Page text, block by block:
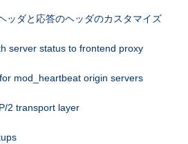
ッダと応答のヘッダのカスタマイズ
server status to frontend proxy
mod_heartbeat origin servers
2 transport layer